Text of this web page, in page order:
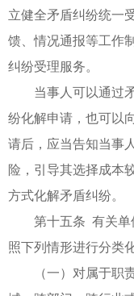
立健全矛盾纠纷统一
馈、情况通报等工作
纠纷受理服务。
当事人可以通过
纷化解申请，也可以
请后，应当告知当事
险，引导其选择成本
方式化解矛盾纠纷。
第十五条 有关单
照下列情形进行分类
（一）对属于职